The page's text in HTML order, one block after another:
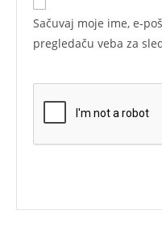
Sačuvaj moje ime, e-
pregledaču veba za